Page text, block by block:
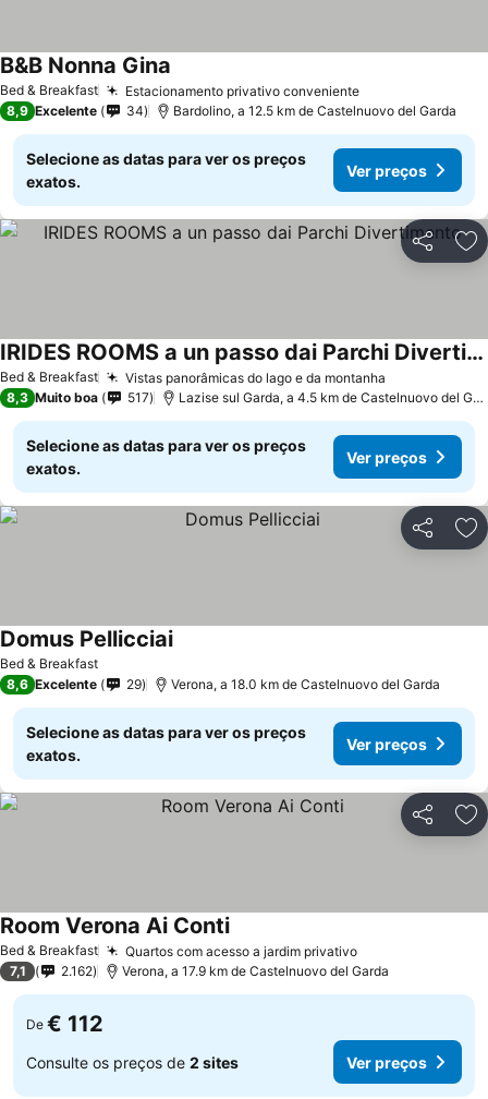
Bed & Breakfast Estacionamento privativo conveniente
B&B Nonna Gina
8,9 Excelente 34 Bardolino, a 12.5 km de Castelnuovo del Garda
Selecione as datas para ver os preços
exatos.
Ver preços
Partilhar
Bed & Breakfast Vistas panorâmicas do lago e da montanha
IRIDES ROOMS a un passo dai Parchi Divertimento
8,3 Muito boa 517 Lazise sul Garda, a 4.5 km de Castelnuovo del Garda
Selecione as datas para ver os preços
exatos.
Ver preços
Partilhar
Bed & Breakfast
Domus Pellicciai
8,6 Excelente 29 Verona, a 18.0 km de Castelnuovo del Garda
Selecione as datas para ver os preços
exatos.
Ver preços
Partilhar
Bed & Breakfast Quartos com acesso a jardim privativo
Room Verona Ai Conti
7,1 2.162 Verona, a 17.9 km de Castelnuovo del Garda
De € 112
Consulte os preços de 2 sites Ver preços